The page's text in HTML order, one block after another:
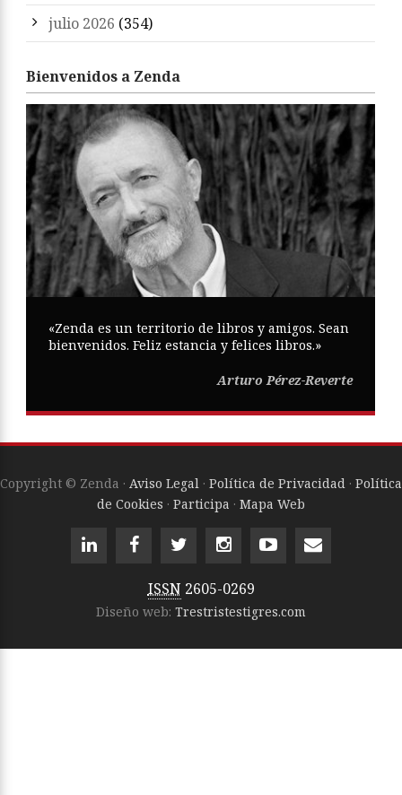
julio 2026 (354)
Bienvenidos a Zenda
«Zenda es un territorio de libros y amigos. Sean
bienvenidos. Feliz estancia y felices libros.»
Arturo Pérez-Reverte
Copyright © Zenda · Aviso Legal · Política de Privacidad · Política
de Cookies · Participa · Mapa Web
ISSN 2605-0269
Diseño web: Trestristestigres.com